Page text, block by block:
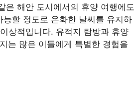
은 해안 도시에서의 휴양 여행에도
할 정도로 온화한 날씨를 유지하
상적입니다. 유적지 탐방과 휴양
는 많은 이들에게 특별한 경험을